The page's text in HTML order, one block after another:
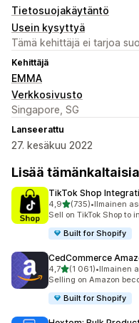
Tietosuojakäytäntö
Usein kysyttyä
Tämä kehittäjä ei tarjoa
Kehittäjä
EMMA
Verkkosivusto
Singapore, SG
Lanseerattu
27. kesäkuu 2022
Lisää
TikTok Shop
4,9/ 5 tähteä
(735)
735 arvostelua
•Ilmainen
Sell on TikTok Shop to
Built for Shopify
CedCommerce
4,7/ 5 tähteä
(1 061)
1061 arvostelua
•Ilmainen
Selling on Amazon
Built for Shopify